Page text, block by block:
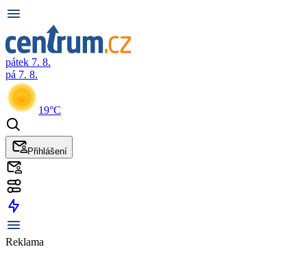
pátek 7. 8.
pá 7. 8.
19°C
Přihlášení
Reklama